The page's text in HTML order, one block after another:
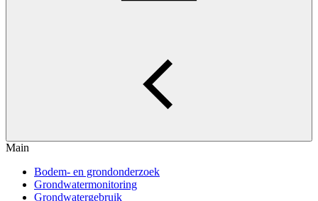
Main
Bodem- en grondonderzoek
Grondwatermonitoring
Grondwatergebruik